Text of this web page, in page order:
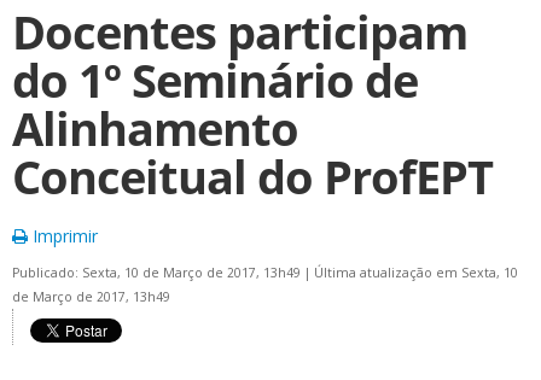
Docentes participam
do 1º Seminário de
Alinhamento
Conceitual do ProfEPT
Imprimir
Publicado: Sexta, 10 de Março de 2017, 13h49 | Última atualização em Sexta, 10
de Março de 2017, 13h49